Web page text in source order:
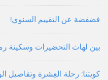
فضفضة عن التقييم السنوي!
بين لهاث التحضيرات وسكينة
كويتنا: رحلة العِشرة وتفاصيل